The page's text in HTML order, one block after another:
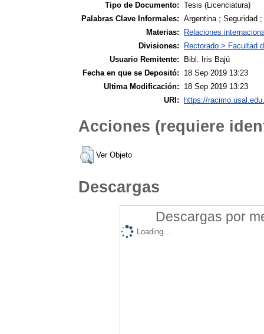
Tipo de Documento: Tesis (Licenciatura)
Palabras Clave Informales: Argentina ; Seguridad
Materias:
Relaciones
Divisiones:
Rectorado > Facultad
Usuario Remitente:
Bibl. Iris Bajú
Fecha en que se Depositó:
18 Sep 2019 13:23
Ultima Modificación:
18 Sep 2019 13:23
URI:
https://
Acciones (requiere
Ver Objeto
Descargas
Descargas por
Loading...